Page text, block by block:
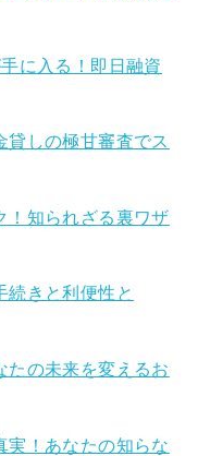
に入る！即日融資
貸しの極甘審査でス
！知られざる裏ワザ
続きと利便性と
たの未来を変えるお
実！あなたの知らな